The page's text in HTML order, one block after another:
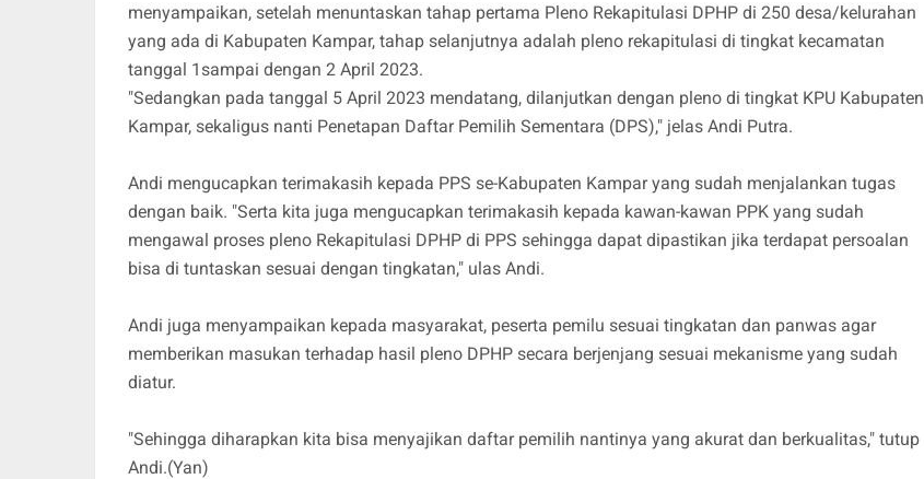
menyampaikan, setelah menuntaskan tahap pertama Pleno Rekapitulasi DPHP di 250 desa/kelurahan
yang ada di Kabupaten Kampar, tahap selanjutnya adalah pleno rekapitulasi di tingkat kecamatan
tanggal 1sampai dengan 2 April 2023.
"Sedangkan pada tanggal 5 April 2023 mendatang, dilanjutkan dengan pleno di tingkat KPU Kabupaten
Kampar, sekaligus nanti Penetapan Daftar Pemilih Sementara (DPS)," jelas Andi Putra.
Andi mengucapkan terimakasih kepada PPS se-Kabupaten Kampar yang sudah menjalankan tugas
dengan baik. "Serta kita juga mengucapkan terimakasih kepada kawan-kawan PPK yang sudah
mengawal proses pleno Rekapitulasi DPHP di PPS sehingga dapat dipastikan jika terdapat persoalan
bisa di tuntaskan sesuai dengan tingkatan," ulas Andi.
Andi juga menyampaikan kepada masyarakat, peserta pemilu sesuai tingkatan dan panwas agar
memberikan masukan terhadap hasil pleno DPHP secara berjenjang sesuai mekanisme yang sudah
diatur.
"Sehingga diharapkan kita bisa menyajikan daftar pemilih nantinya yang akurat dan berkualitas," tutup
Andi.(Yan)